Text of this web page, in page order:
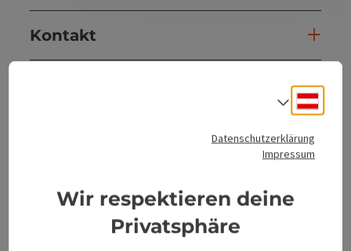
Kontakt
Barrierefreiheit
Datenschutzerklärung
Impressum
Wir respektieren deine
Privatsphäre